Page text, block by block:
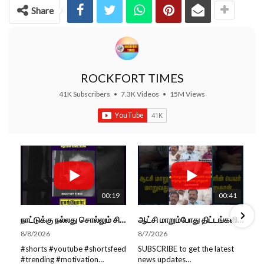
Share
ROCKFORT TIMES
41K Subscribers • 7.3K Videos • 15M Views
00:19
நாட்டுக்கு நல்லது சொல்லும் சிறப்பான மேடைப்பேச்சு... #shorts #subscribe #video
8/8/2026
#shorts #youtube #shortsfeed
#trending #motivation
00:41
ஆட்சி மாறும்போது திட்டங்களின் பெயர் மாறுவது வழக்கமான ஒன்று தான்... திருமாவளவன்
8/7/2026
SUBSCRIBE to get the latest
news updates